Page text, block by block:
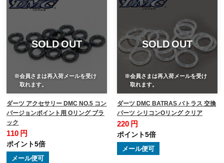
SOLD OUT
※会員さまは再入荷メールを受け
取れます。
ダーツ アクセサリー DMC NO.5 コン
バージョンポイント用 Oリング ブラ
ック
110 円
ポイント5倍
メール便可
SOLD OUT
※会員さまは再入荷メールを受け
取れます。
ダーツ DMC BATRAS バトラス 交換
パーツ シリコンOリング クリア
220 円
ポイント5倍
メール便可